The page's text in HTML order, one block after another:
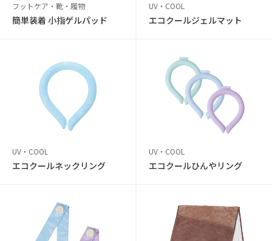
フットケア・靴・履物
簡単装着 小指ゲルパッド
UV・COOL
エコクールジェルマット
UV・COOL
エコクールネックリング
UV・COOL
エコクールひんやリング